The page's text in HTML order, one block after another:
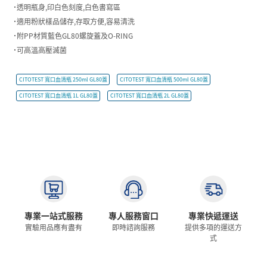
˙透明瓶身,印白色刻度,白色書寫區
˙適用粉狀樣品儲存,存取方便,容易清洗
˙附PP材質藍色GL80螺旋蓋及O-RING
˙可高溫高壓滅菌
CITOTEST 寬口血清瓶 250ml GL80蓋 CITOTEST 寬口血清瓶 500ml GL80蓋
CITOTEST 寬口血清瓶 1L GL80蓋 CITOTEST 寬口血清瓶 2L GL80蓋
專業一站式服務
實驗用品應有盡有
專人服務窗口
即時諮詢服務
專業快遞運送
提供多項的運送方
式